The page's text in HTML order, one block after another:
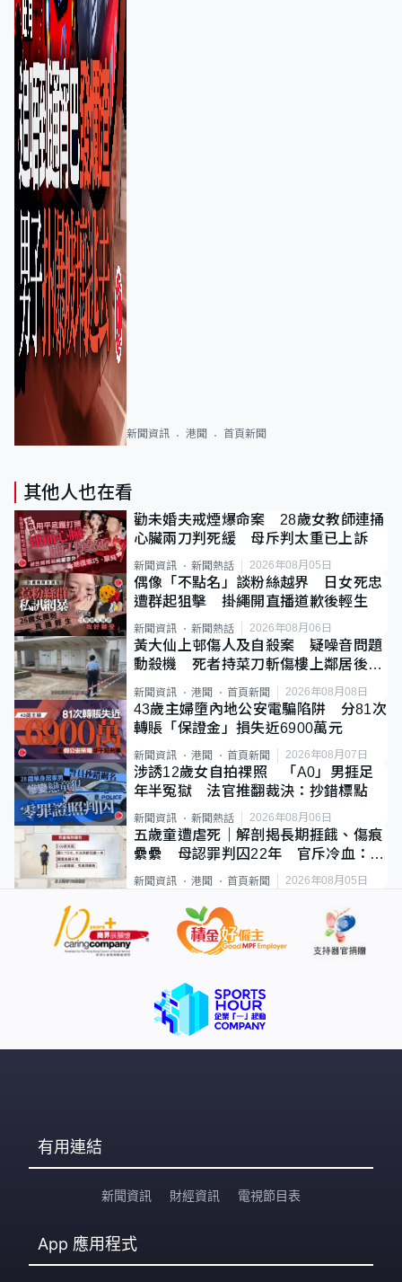
新聞資訊 港聞 首頁新聞
其他人也在看
勸未婚夫戒煙爆命案 28歲女教師連捅
心臟兩刀判死緩 母斥判太重已上訴
新聞資訊 新聞熱話 2026年08月05日
偶像「不點名」談粉絲越界 日女死忠
遭群起狙擊 掛繩開直播道歉後輕生
新聞資訊 新聞熱話 2026年08月06日
黃大仙上邨傷人及自殺案 疑噪音問題
動殺機 死者持菜刀斬傷樓上鄰居後墮
新聞資訊 港聞 首頁新聞 2026年08月08日
43歲主婦墮內地公安電騙陷阱 分81次
轉賬「保證金」損失近6900萬元
新聞資訊 港聞 首頁新聞 2026年08月07日
涉誘12歲女自拍祼照 「A0」男捱足
年半冤獄 法官推翻裁決：抄錯標點
新聞資訊 新聞熱話 2026年08月06日
五歲童遭虐死｜解剖揭長期捱餓、傷痕
纍纍 母認罪判囚22年 官斥冷血：同
類案最惡劣
新聞資訊 港聞 首頁新聞 2026年08月05日
有用連結
新聞資訊 財經資訊 電視節目表
App 應用程式